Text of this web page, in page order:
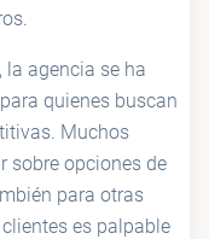
la agencia se ha
quienes buscan
Muchos
sobre opciones de
para otras
es palpable